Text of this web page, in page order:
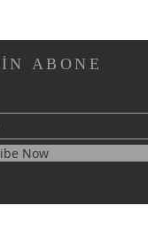
TAMAMLANDI
ABONE
Now